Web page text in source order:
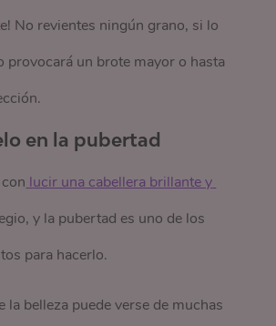
No revientes ningún grano, si lo
provocará un brote mayor o hasta
en la pubertad
lucir una cabellera brillante y
y la pubertad es uno de los
para hacerlo.
la belleza puede verse de muchas